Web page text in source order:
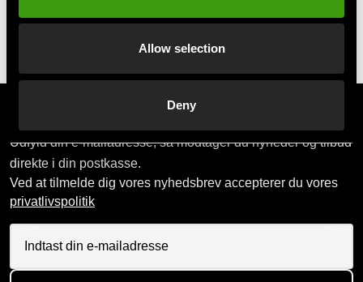
Allow selection
Deny
Afhentes i butik
Udfyld din e-mailadresse, så modtager du nyheder og tilbud
direkte i din postkasse.
Ved at tilmelde dig vores nyhedsbrev accepterer du vores
privatlivspolitik